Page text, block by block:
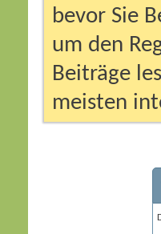
bevor Sie
um den
Beiträge
meisten